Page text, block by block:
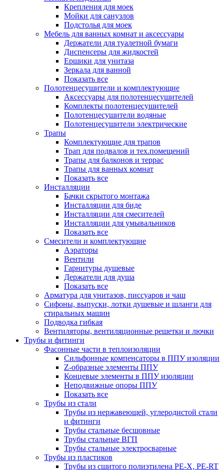
Крепления для моек
Мойки для санузлов
Подстолья для моек
Мебель для ванных комнат и аксессуары
Держатели для туалетной бумаги
Диспенсеры для жидкостей
Ершики для унитаза
Зеркала для ванной
Показать все
Полотенцесушители и комплектующие
Аксессуары для полотенцесушителей
Комплекты полотенцесушителей
Полотенцесушители водяные
Полотенцесушители электрические
Трапы
Комплектующие для трапов
Трап для подвалов и тех.помещений
Трапы для балконов и террас
Трапы для ванных комнат
Показать все
Инсталляции
Бачки скрытого монтажа
Инсталляции для биде
Инсталляции для смесителей
Инсталляции для умывальников
Показать все
Смесители и комплектующие
Аэраторы
Вентили
Гарнитуры душевые
Держатели для душа
Показать все
Арматура для унитазов, писсуаров и чаш
Сифоны, выпуски, лотки душевые и шланги для
стиральных машин
Подводка гибкая
Вентиляторы, вентиляционные решетки и лючки
Трубы и фитинги
Фасонные части в теплоизоляции
Cильфонные компенсаторы в ППУ изоляции
Z-образные элементы ППУ
Концевые элементы в ППУ изоляции
Неподвижные опоры ППУ
Показать все
Трубы из стали
Трубы из нержавеющей, углеродистой стали
и фитинги
Трубы стальные бесшовные
Трубы стальные ВГП
Трубы стальные электросварные
Трубы из пластиков
Трубы из сшитого полиэтилена PE-X, PE-RT